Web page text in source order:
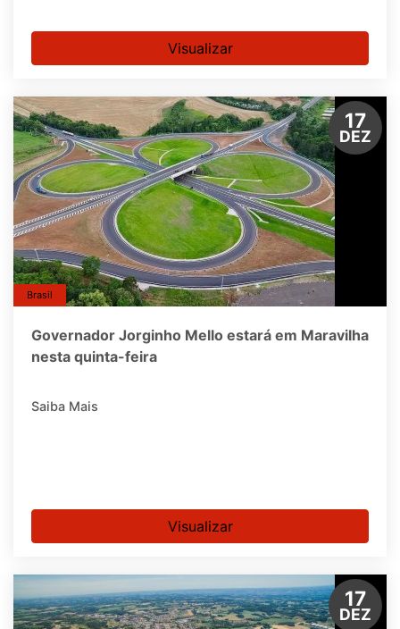
Visualizar
17
DEZ
Brasil
Governador Jorginho Mello estará em Maravilha
nesta quinta-feira
Saiba Mais
Visualizar
17
DEZ